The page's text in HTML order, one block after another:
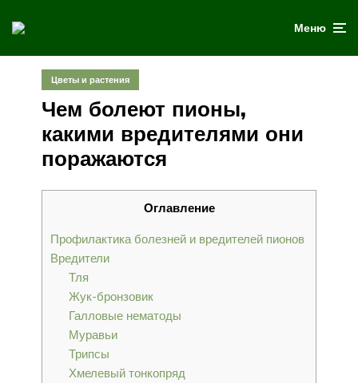
Меню
Цветы и растения
Чем болеют пионы,
какими вредителями они
поражаются
Оглавление
Профилактика болезней и вредителей пионов
Вредители
Тля
Жук-бронзовик
Галловые нематоды
Муравьи
Трипсы
Хмелевый тонкопряд